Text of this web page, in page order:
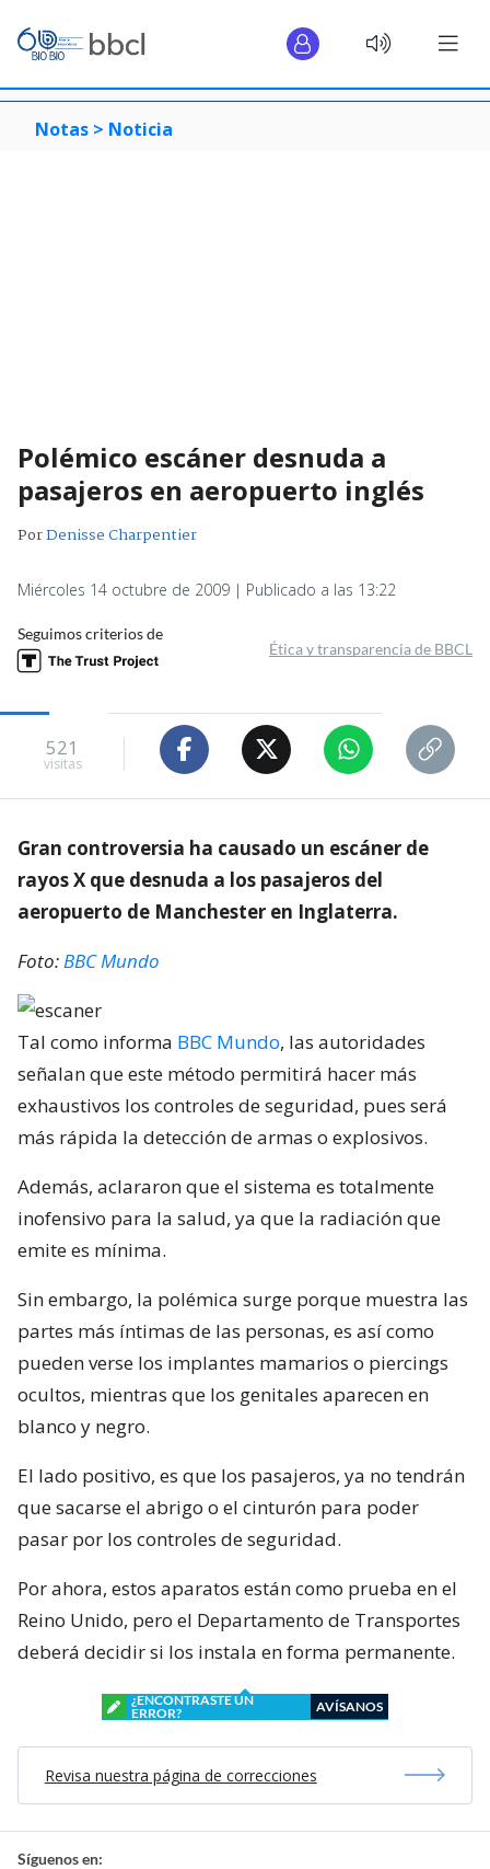
Notas > Noticia
Polémico escáner desnuda a
pasajeros en aeropuerto inglés
PorDenisse Charpentier
Miércoles 14 octubre de 2009 | Publicado a las 13:22
Seguimos criterios de
Ética y transparencia de BBCL
521
visitas
Gran controversia ha causado un escáner de
rayos X que desnuda a los pasajeros del
aeropuerto de Manchester en Inglaterra.
Foto:BBC Mundo
Tal como informa BBC Mundo, las autoridades
señalan que este método permitirá hacer más
exhaustivos los controles de seguridad, pues será
más rápida la detección de armas o explosivos.
Además, aclararon que el sistema es totalmente
inofensivo para la salud, ya que la radiación que
emite es mínima.
Sin embargo, la polémica surge porque muestra las
partes más íntimas de las personas, es así como
pueden verse los implantes mamarios o piercings
ocultos, mientras que los genitales aparecen en
blanco y negro.
El lado positivo, es que los pasajeros, ya no tendrán
que sacarse el abrigo o el cinturón para poder
pasar por los controles de seguridad.
Por ahora, estos aparatos están como prueba en el
Reino Unido, pero el Departamento de Transportes
deberá decidir si los instala en forma permanente.
¿ENCONTRASTE UN
ERROR?
AVÍSANOS
Revisa nuestra página de correcciones
Síguenos en: